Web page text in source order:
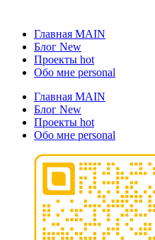
Главная MAIN
Блог New
Проекты hot
Обо мне personal
Главная MAIN
Блог New
Проекты hot
Обо мне personal